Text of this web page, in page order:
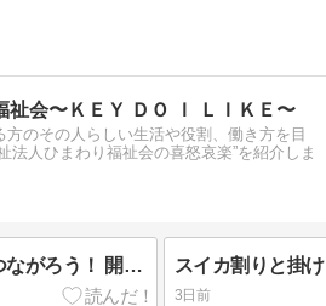
祉会〜ＫＥＹ ＤＯ Ｉ ＬＩＫＥ〜
方のその人らしい生活や役割、働き方を目
法人ひまわり福祉会の喜怒哀楽”を紹介しま
つくろう！あそぼう！つながろう！ 開催のお知らせ
3日前